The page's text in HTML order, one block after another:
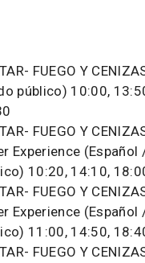
FUEGO Y
público) 10:00,
FUEGO Y
Experience
10:20, 14:10,
FUEGO Y
Experience
11:00, 14:50,
FUEGO Y